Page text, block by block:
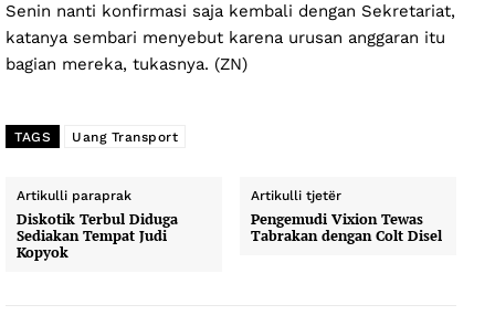
Senin nanti konfirmasi saja kembali dengan Sekretariat,
katanya sembari menyebut karena urusan anggaran itu
bagian mereka, tukasnya. (ZN)
TAGS Uang Transport
Artikulli paraprak
Diskotik Terbul Diduga
Sediakan Tempat Judi
Kopyok
Artikulli tjetër
Pengemudi Vixion Tewas
Tabrakan dengan Colt Disel